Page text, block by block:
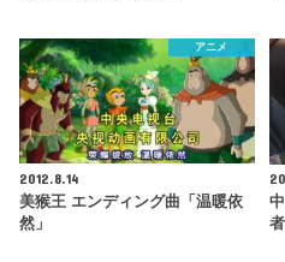
アニメ
2012.8.14
美猴王 エンディング曲「温暖依
然」